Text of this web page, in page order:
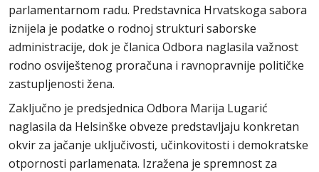
parlamentarnom radu. Predstavnica Hrvatskoga sabora
iznijela je podatke o rodnoj strukturi saborske
administracije, dok je članica Odbora naglasila važnost
rodno osviještenog proračuna i ravnopravnije političke
zastupljenosti žena.
Zaključno je predsjednica Odbora Marija Lugarić
naglasila da Helsinške obveze predstavljaju konkretan
okvir za jačanje uključivosti, učinkovitosti i demokratske
otpornosti parlamenata. Izražena je spremnost za